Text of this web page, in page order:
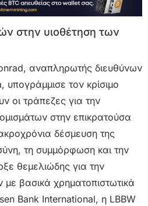
στην υιοθέτηση των
αναπληρωτής διευθύνων
τον κρίσιμο
οι τράπεζες για την
στην επικρατούσα
δέσμευση της
τη συμμόρφωση και την
θεμελιώδης για την
βασικά χρηματοπιστωτικά
Bank International, η LBBW